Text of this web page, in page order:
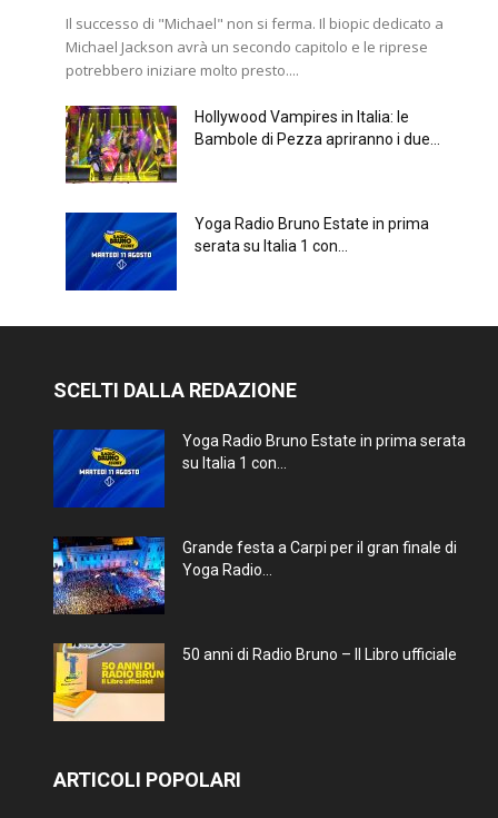
Il successo di "Michael" non si ferma. Il biopic dedicato a
Michael Jackson avrà un secondo capitolo e le riprese
potrebbero iniziare molto presto....
Hollywood Vampires in Italia: le
Bambole di Pezza apriranno i due...
Yoga Radio Bruno Estate in prima
serata su Italia 1 con...
SCELTI DALLA REDAZIONE
Yoga Radio Bruno Estate in prima serata
su Italia 1 con...
Grande festa a Carpi per il gran finale di
Yoga Radio...
50 anni di Radio Bruno – Il Libro ufficiale
ARTICOLI POPOLARI